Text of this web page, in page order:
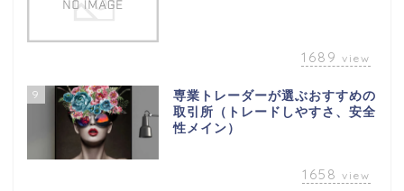
1689 view
9
専業トレーダーが選ぶおすすめの
取引所（トレードしやすさ、安全
性メイン）
1658 view